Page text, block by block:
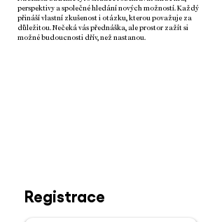
perspektivy a společné hledání nových možností. Každý
přináší vlastní zkušenost i otázku, kterou považuje za
důležitou. Nečeká vás přednáška, ale prostor zažít si
možné budoucnosti dřív, než nastanou.
Registrace